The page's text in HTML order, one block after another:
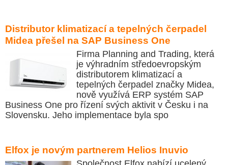
Distributor klimatizací a tepelných čerpadel
Midea přešel na SAP Business One
Firma Planning and Trading, která
je výhradním středoevropským
distributorem klimatizací a
tepelných čerpadel značky Midea,
nově využívá ERP systém SAP
Business One pro řízení svých aktivit v Česku i na
Slovensku. Jeho implementace byla spo
Elfox je novým partnerem Helios Inuvio